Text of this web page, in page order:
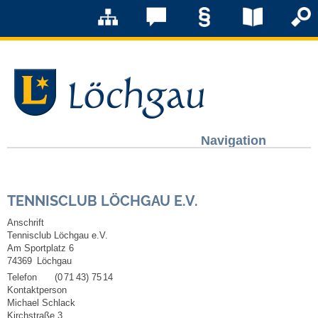
Navigation
Grußwort Bürgermeister
Kurzportrait
Löchgau früher
Zahlen & Fakten
TENNISCLUB LÖCHGAU E.V.
Anschrift
Tennisclub Löchgau e.V.
Am Sportplatz 6
74369
Löchgau
Telefon
(071 43) 75 14
Kontaktperson
Michael Schlack
Kirchstraße 3